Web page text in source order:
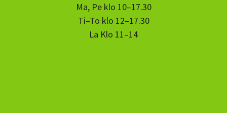
Ma, Pe klo 10–17.30
Ti–To klo 12–17.30
La Klo 11–14